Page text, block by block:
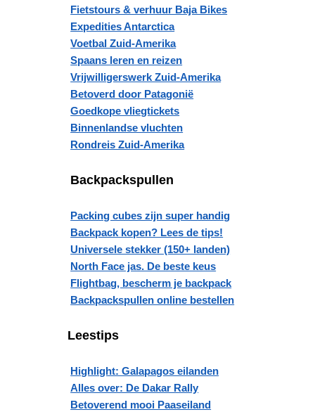
Fietstours & verhuur Baja Bikes
Expedities Antarctica
Voetbal Zuid-Amerika
Spaans leren en reizen
Vrijwilligerswerk Zuid-Amerika
Betoverd door Patagonië
Goedkope vliegtickets
Binnenlandse vluchten
Rondreis Zuid-Amerika
Backpackspullen
Packing cubes zijn super handig
Backpack kopen? Lees de tips!
Universele stekker (150+ landen)
North Face jas. De beste keus
Flightbag, bescherm je backpack
Backpackspullen online bestellen
Leestips
Highlight: Galapagos eilanden
Alles over: De Dakar Rally
Betoverend mooi Paaseiland